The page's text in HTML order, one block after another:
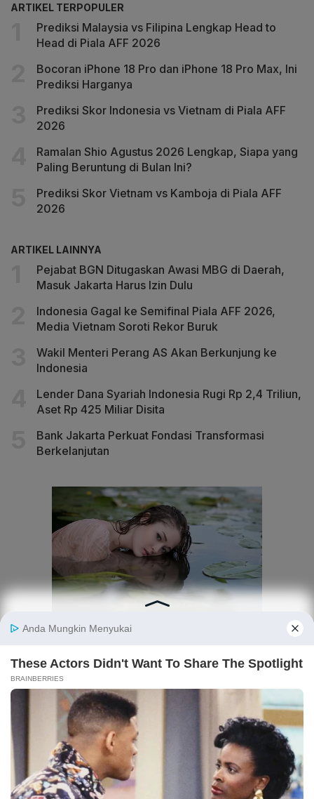
ARTIKEL TERPOPULER
Prediksi Malaysia vs Filipina Lengkap Head to
Head di Piala AFF 2026
Bocoran iPhone 18 Pro dan iPhone 18 Pro Max, Ini
Prediksi Harganya
Prediksi Skor Indonesia vs Vietnam di Piala AFF
2026
Ramalan Shio Agustus 2026 Lengkap, Siapa yang
Paling Beruntung di Bulan Ini?
Prediksi Skor Vietnam vs Kamboja di Piala AFF
2026
ARTIKEL LAINNYA
Pejabat BGN Ditugaskan Awasi MBG di Daerah,
Masuk Jakarta Harus Izin Dulu
Indonesia Gagal ke Semifinal Piala AFF 2026,
Media Vietnam Soroti Rekor Buruk
Wakil Menteri Perang AS Akan Berkunjung ke
Indonesia
Lender Dana Syariah Indonesia Rugi Rp 2,4 Triliun,
Aset Rp 425 Miliar Disita
Bank Jakarta Perkuat Fondasi Transformasi
Berkelanjutan